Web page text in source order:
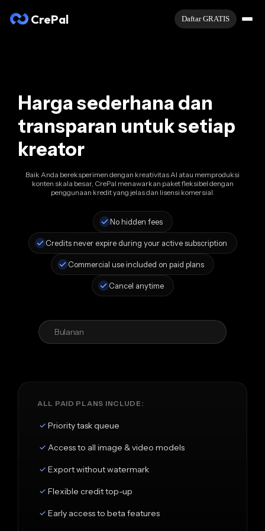
CrePal Daftar GRATIS
Harga sederhana dan
transparan untuk setiap
kreator
Baik Anda bereksperimen dengan kreativitas AI atau memproduksi
konten skala besar, CrePal menawarkan paket fleksibel dengan
penggunaan kredit yang jelas dan lisensi komersial.
No hidden fees
Credits never expire during your active subscription
Commercial use included on paid plans
Cancel anytime
Bulanan
ALL PAID PLANS INCLUDE:
Priority task queue
Access to all image & video models
Export without watermark
Flexible credit top-up
Early access to beta features